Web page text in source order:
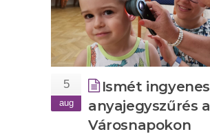
5
aug
Ismét ingyenes
anyajegyszűrés a
Városnapokon